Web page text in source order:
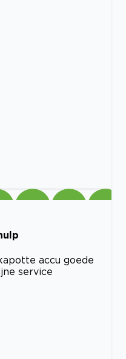
accu goede
service